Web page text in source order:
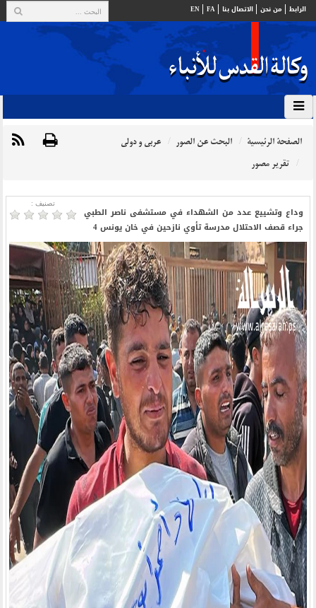
الرابط من نحن الاتصال بنا FA
EN
الصفحة الرئيسية البحث عن الصور
عربي و دولي
تقرير مصور
تصنیف :
وداع وتشييع عدد من الشهداء في مستشفى ناصر الطبي
جراء قصف الاحتلال مدرسة تأوي نازحين في خان يونس 4